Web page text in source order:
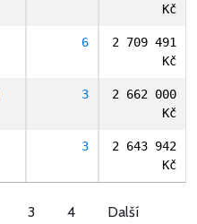
Kč
6
2 709 491
Kč
3
2 662 000
Kč
3
2 643 942
Kč
3 4 Další